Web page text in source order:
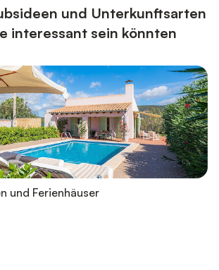
und Unterkunftsarten
interessant sein könnten
und Ferienhäuser